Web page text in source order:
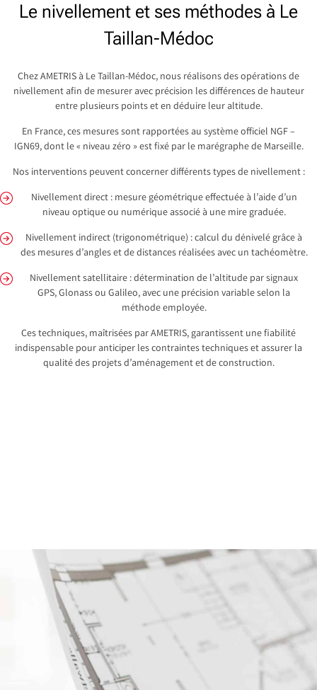
Le nivellement et ses méthodes à Le
Taillan-Médoc
Chez AMETRIS à Le Taillan-Médoc, nous réalisons des opérations de
nivellement afin de mesurer avec précision les différences de hauteur
entre plusieurs points et en déduire leur altitude.
En France, ces mesures sont rapportées au système officiel NGF –
IGN69, dont le « niveau zéro » est fixé par le marégraphe de Marseille.
Nos interventions peuvent concerner différents types de nivellement :
Nivellement direct : mesure géométrique effectuée à l’aide d’un
niveau optique ou numérique associé à une mire graduée.
Nivellement indirect (trigonométrique) : calcul du dénivelé grâce à
des mesures d’angles et de distances réalisées avec un tachéomètre.
Nivellement satellitaire : détermination de l’altitude par signaux
GPS, Glonass ou Galileo, avec une précision variable selon la
méthode employée.
Ces techniques, maîtrisées par AMETRIS, garantissent une fiabilité
indispensable pour anticiper les contraintes techniques et assurer la
qualité des projets d’aménagement et de construction.